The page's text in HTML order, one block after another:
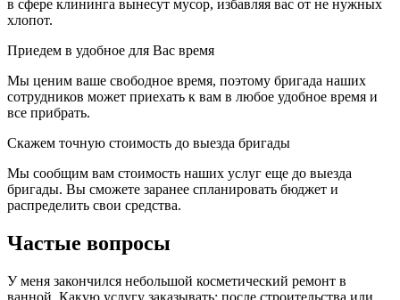
в сфере клининга вынесут мусор, избавляя вас от не нужных
хлопот.
Приедем в удобное для Вас время
Мы ценим ваше свободное время, поэтому бригада наших
сотрудников может приехать к вам в любое удобное время и
все прибрать.
Скажем точную стоимость до выезда бригады
Мы сообщим вам стоимость наших услуг еще до выезда
бригады. Вы сможете заранее спланировать бюджет и
распределить свои средства.
Частые вопросы
У меня закончился небольшой косметический ремонт в
ванной. Какую услугу заказывать: после строительства или